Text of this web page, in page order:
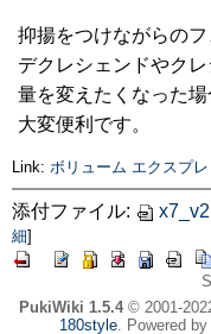
抑揚をつけながらの
デクレシェンドやク
量を変えたくなった場
大変便利です。
Link: ボリューム エクスプ
添付ファイル:
細]
PukiWiki 1.5.4© 2001-
180style. Powered